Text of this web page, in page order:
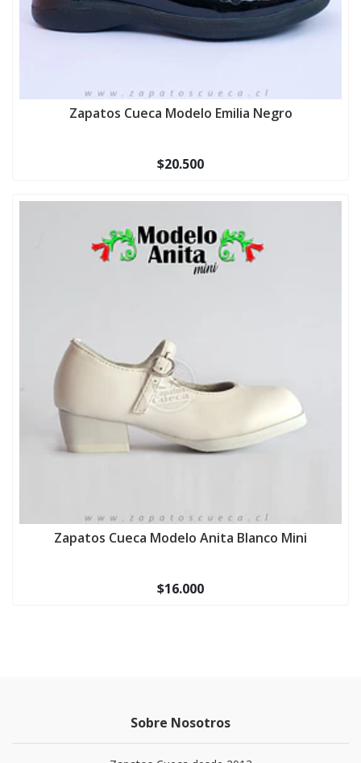
Zapatos Cueca Modelo Emilia Negro
$20.500
Zapatos Cueca Modelo Anita Blanco Mini
$16.000
Sobre Nosotros